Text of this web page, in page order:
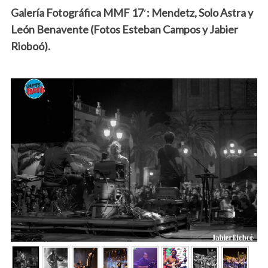
Galería Fotográfica MMF 17′: Mendetz, Solo Astra y
León Benavente (Fotos Esteban Campos y Jabier
Rioboó).